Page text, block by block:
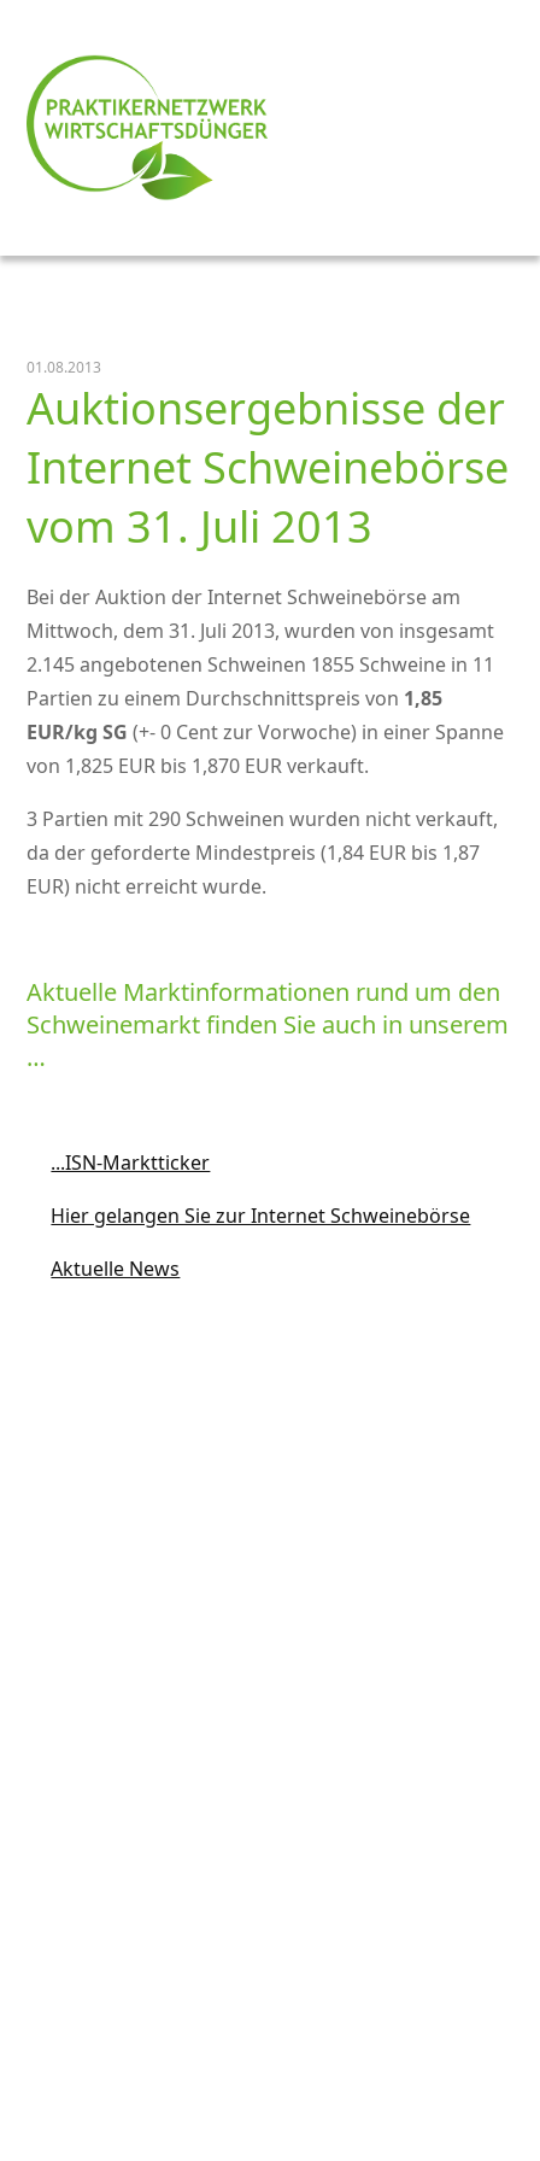
01.08.2013
Auktionsergebnisse der
Internet Schweinebörse
vom 31. Juli 2013
Bei der Auktion der Internet Schweinebörse am
Mittwoch, dem 31. Juli 2013, wurden von insgesamt
2.145 angebotenen Schweinen 1855 Schweine in 11
Partien zu einem Durchschnittspreis von 1,85
EUR/kg SG(+- 0 Cent zur Vorwoche) in einer Spanne
von 1,825 EUR bis 1,870 EUR verkauft.
3 Partien mit 290 Schweinen wurden nicht verkauft,
da der geforderte Mindestpreis (1,84 EUR bis 1,87
EUR) nicht erreicht wurde.
Aktuelle Marktinformationen rund um den
Schweinemarkt finden Sie auch in unserem
…
...ISN-Marktticker
Hier gelangen Sie zur Internet Schweinebörse
Aktuelle News